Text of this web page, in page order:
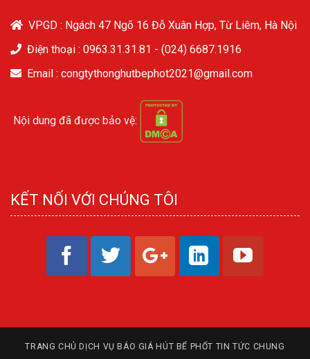
VPGD : Ngách 47 Ngõ 16 Đỗ Xuân Hợp, Từ Liêm, Hà Nội
Điện thoại : 0963.31.31.81 - (024) 6687.1916
Email : congtythonghutbephot2021@gmail.com
Nội dung đã được bảo vệ:
KẾT NỐI VỚI CHÚNG TÔI
TRANG CHỦ DỊCH VỤ BÁO GIÁ HÚT BỂ PHỐT TIN TỨC CHUNG